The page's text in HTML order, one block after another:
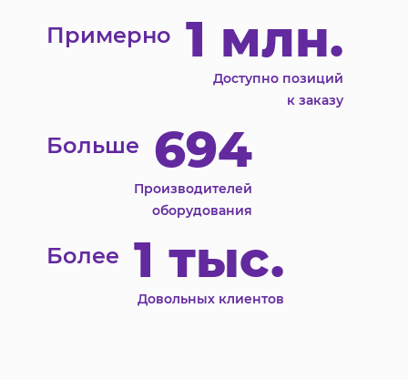
Примерно 1 млн.
Доступно позиций
к заказу
Больше 694
Производителей
оборудования
Более 1 тыс.
Довольных клиентов